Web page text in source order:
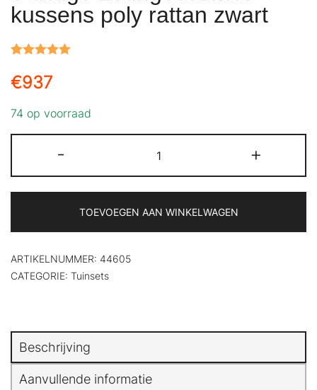
kussens poly rattan zwart
5.00op 5
op
klantbeoordeling
€937
74 op voorraad
-
delige
met
kussens
poly
rattan
zwart
+
TOEVOEGEN AAN WINKELWAGEN
ARTIKELNUMMER: 44605
CATEGORIE: Tuinsets
Beschrijving
Aanvullende informatie